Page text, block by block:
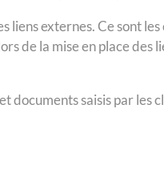
externes. Ce sont
de la mise en place des
documents saisis par les